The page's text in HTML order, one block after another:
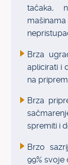
tačaka,
Brza
aplicirati i
na
Brza
spremiti i
Brzo
99% svoje